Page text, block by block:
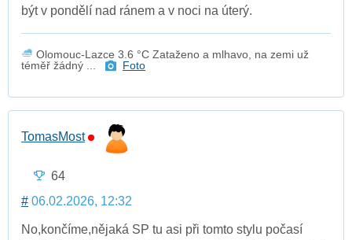
být v pondělí nad ránem a v noci na úterý.
Olomouc-Lazce 3.6 °C Zataženo a mlhavo, na zemi už
téměř žádný ...
Foto
TomasMost
64
# 06.02.2026, 12:32
No,končíme,nějaká SP tu asi při tomto stylu počasí